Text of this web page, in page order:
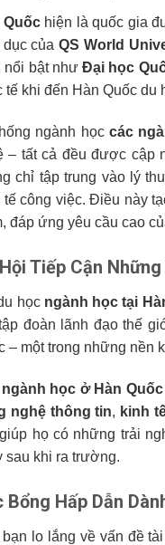
Quốchiện là quốc gia
dục củaQS World
nổi bật nhưĐại học
tế khi đến Hàn Quốc
ngành học các
– tất cả đều được cập
chỉ tập trung vào lý
tế công việc. Điều này
đáp ứng yêu cầu cao
Tiếp Cận
học ngành học tại
đoàn lãnh đạo thế
– một trong những nền
ngành học ở Hàn Quốc
nghệ thông tin, kinh
họ có những trải
sau khi ra trường.
Bổng Hấp Dẫn
bạn lo lắng về vấn đề